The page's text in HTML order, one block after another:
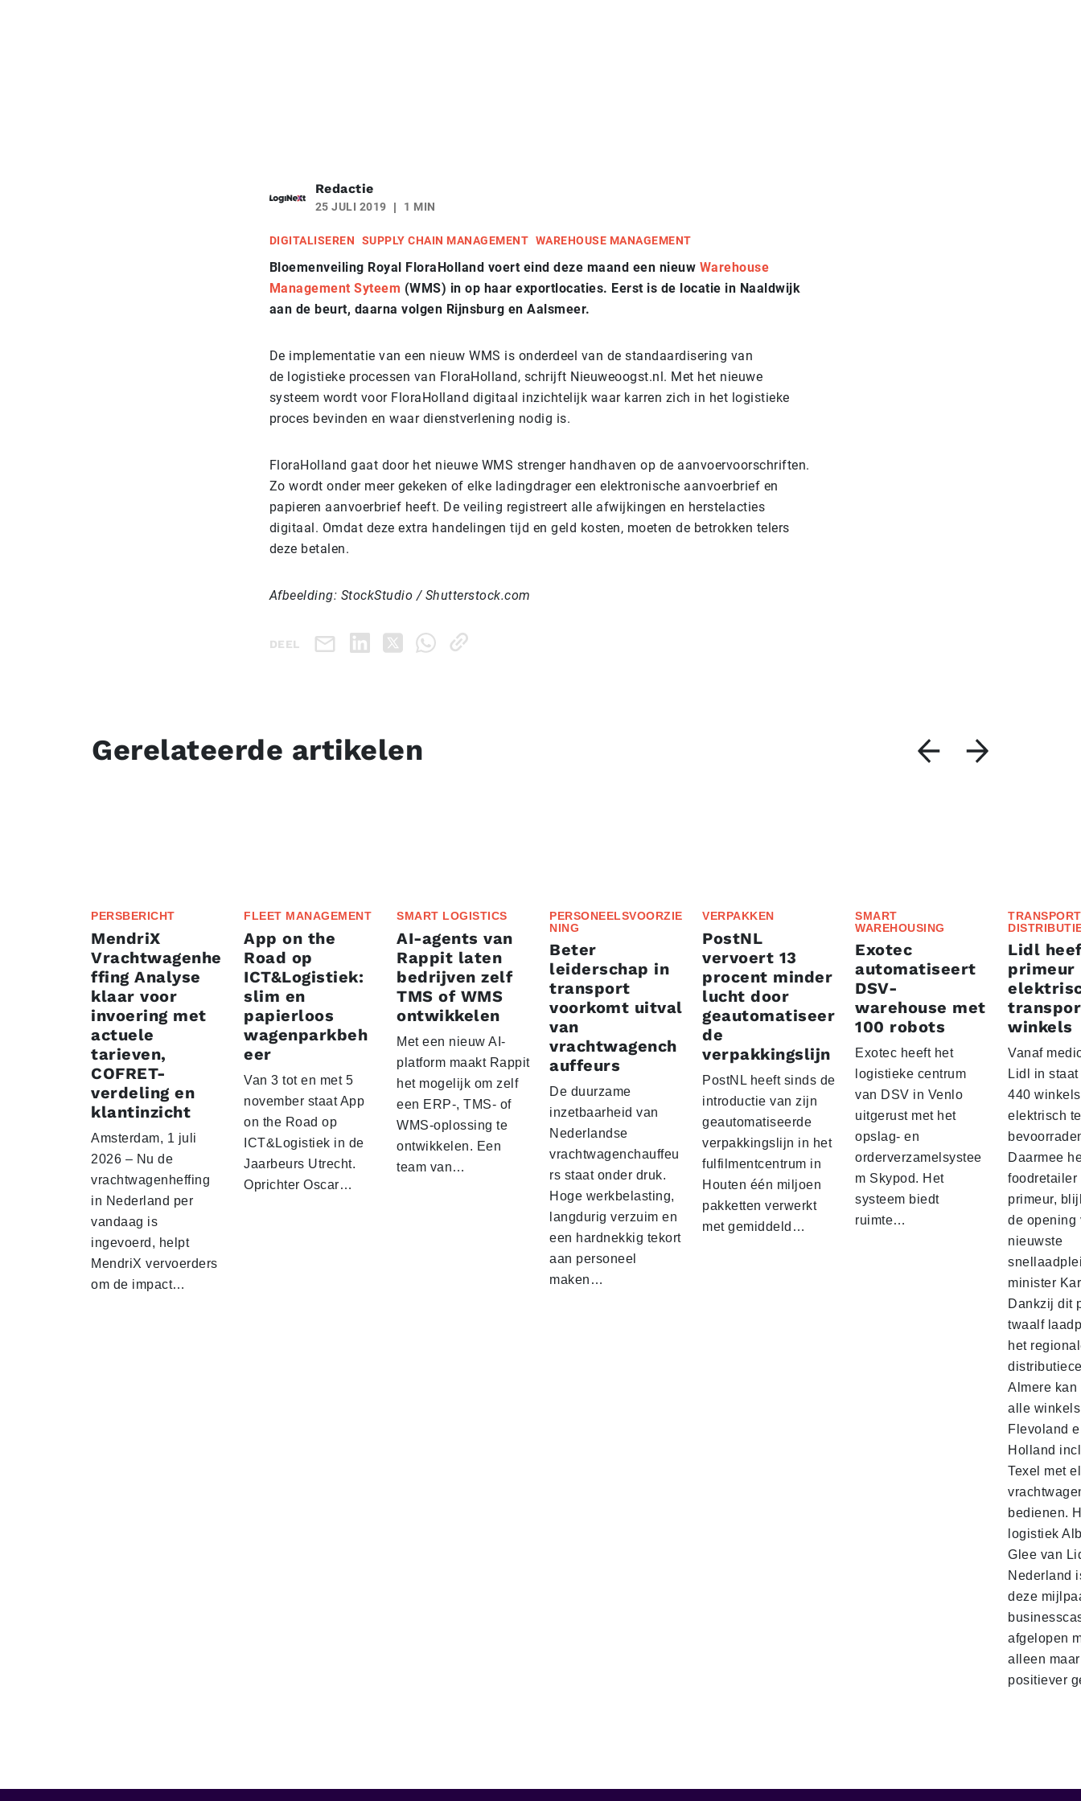
Redactie
25 JULI 2019 1 MIN
DIGITALISEREN SUPPLY CHAIN MANAGEMENT WAREHOUSE MANAGEMENT
Bloemenveiling Royal FloraHolland voert eind deze maand een nieuw Warehouse
Management Syteem (WMS) in op haar exportlocaties. Eerst is de locatie in Naaldwijk
aan de beurt, daarna volgen Rijnsburg en Aalsmeer.
De implementatie van een nieuw WMS is onderdeel van de standaardisering van
de logistieke processen van FloraHolland, schrijft Nieuweoogst.nl. Met het nieuwe
systeem wordt voor FloraHolland digitaal inzichtelijk waar karren zich in het logistieke
proces bevinden en waar dienstverlening nodig is.
FloraHolland gaat door het nieuwe WMS strenger handhaven op de aanvoervoorschriften.
Zo wordt onder meer gekeken of elke ladingdrager een elektronische aanvoerbrief en
papieren aanvoerbrief heeft. De veiling registreert alle afwijkingen en herstelacties
digitaal. Omdat deze extra handelingen tijd en geld kosten, moeten de betrokken telers
deze betalen.
Afbeelding: StockStudio / Shutterstock.com
DEEL
Gerelateerde artikelen
PERSBERICHT
MendriX
Vrachtwagenhe
ffing Analyse
klaar voor
invoering met
actuele
tarieven,
COFRET-
verdeling en
klantinzicht
Amsterdam, 1 juli
2026 – Nu de
vrachtwagenheffing
in Nederland per
vandaag is
ingevoerd, helpt
MendriX vervoerders
om de impact…
FLEET MANAGEMENT
App on the
Road op
ICT&Logistiek:
slim en
papierloos
wagenparkbeh
eer
Van 3 tot en met 5
november staat App
on the Road op
ICT&Logistiek in de
Jaarbeurs Utrecht.
Oprichter Oscar…
SMART LOGISTICS
AI-agents van
Rappit laten
bedrijven zelf
TMS of WMS
ontwikkelen
Met een nieuw AI-
platform maakt Rappit
het mogelijk om zelf
een ERP-, TMS- of
WMS-oplossing te
ontwikkelen. Een
team van…
PERSONEELSVOORZIE
NING
Beter
leiderschap in
transport
voorkomt uitval
van
vrachtwagench
auffeurs
De duurzame
inzetbaarheid van
Nederlandse
vrachtwagenchauffeu
rs staat onder druk.
Hoge werkbelasting,
langdurig verzuim en
een hardnekkig tekort
aan personeel
maken…
VERPAKKEN
PostNL
vervoert 13
procent minder
lucht door
geautomatiseer
de
verpakkingslijn
PostNL heeft sinds de
introductie van zijn
geautomatiseerde
verpakkingslijn in het
fulfilmentcentrum in
Houten één miljoen
pakketten verwerkt
met gemiddeld…
SMART
WAREHOUSING
Exotec
automatiseert
DSV-
warehouse met
100 robots
Exotec heeft het
logistieke centrum
van DSV in Venlo
uitgerust met het
opslag- en
orderverzamelsystee
m Skypod. Het
systeem biedt
ruimte…
Lidl
primeur
winkels
Vanaf
Lidl in
440 winkels
elektrisch te
Daarmee
foodretailer
primeur,
de opening
nieuwste
minister
Dankzij dit
twaalf
het
Almere
alle
Flevoland
Holland
Texel met
bedienen.
logistiek
Glee van
Nederland
deze
afgelopen
alleen maar
positiever